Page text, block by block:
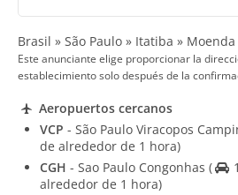
Brasil » São Paulo » Itatiba » Moenda
Este anunciante elige proporcionar la
establecimiento solo después de la
Aeropuertos cercanos
VCP - São Paulo Viracopos
de alrededor de 1 hora)
CGH - Sao Paulo Congonhas (
alrededor de 1 hora)